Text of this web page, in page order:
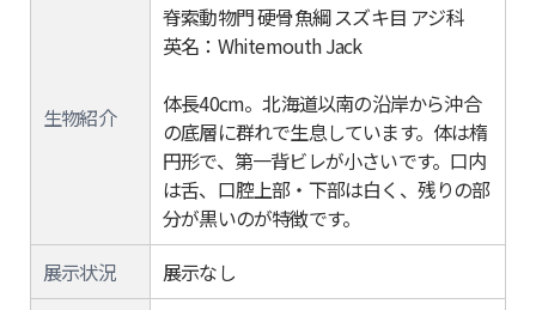
生物紹介
脊索動物門 硬骨魚綱 スズキ目 アジ科
英名：Whitemouth Jack
体長40cm。北海道以南の沿岸から沖合
の底層に群れで生息しています。体は楕
円形で、第一背ビレが小さいです。口内
は舌、口腔上部・下部は白く、残りの部
分が黒いのが特徴です。
展示状況
展示なし